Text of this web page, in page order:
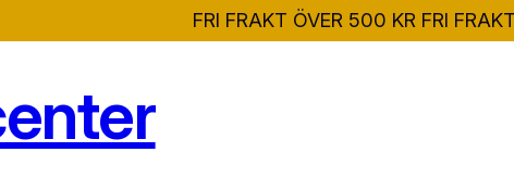
FRI FRAKT ÖVER 500 KR FRI